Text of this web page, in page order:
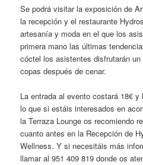
Se podrá visitar la exposición de
la recepción y el restaurante
artesanía y moda en el que los
primera mano las últimas
cóctel los asistentes disfrutarán
copas después de cenar.
La entrada al evento costará 18€
lo que si estáis interesados en
la Terraza Lounge os recomiendo
cuanto antes en la Recepción de
Wellness. Y si necesitáis más
llamar al 951 409 819 donde os